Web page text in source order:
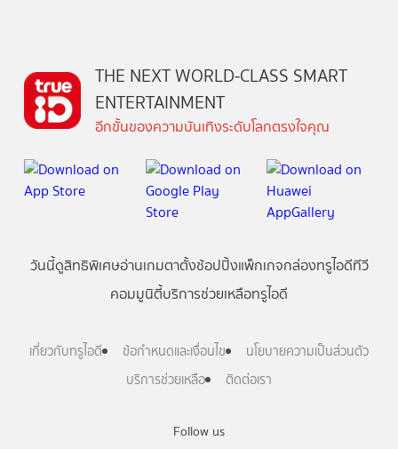
Follow us
THE NEXT WORLD-CLASS SMART
ENTERTAINMENT
อีกขั้นของความบันเทิงระดับโลกตรงใจคุณ
วันนี้ดูสิทธิพิเศษอ่านเกมตาตั้งช้อปปิ้งแพ็กเกจกล่องทรูไอดีทีวี
คอมมูนิตี้บริการช่วยเหลือทรูไอดี
เกี่ยวกับทรูไอดี ข้อกำหนดและเงื่อนไข
นโยบายความเป็นส่วนตัว
บริการช่วยเหลือ
ติดต่อเรา